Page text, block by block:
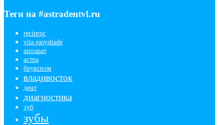
Теги на #astradentvl.ru
reciproc
vita easyshade
аппарат
астра
бруксизм
владивосток
дент
диагностика
зуб
зубы